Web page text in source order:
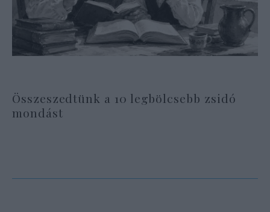
Összeszedtünk a 10 legbölcsebb zsidó
mondást